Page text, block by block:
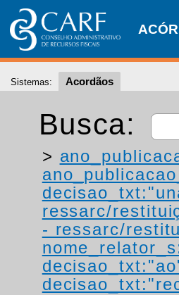
Sistemas: Acordãos
Busca:
>
ressarc/
- ressarc/